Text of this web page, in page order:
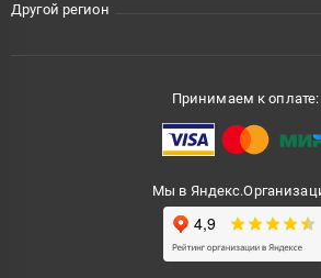
Другой регион
Принимаем к оплате:
Мы в